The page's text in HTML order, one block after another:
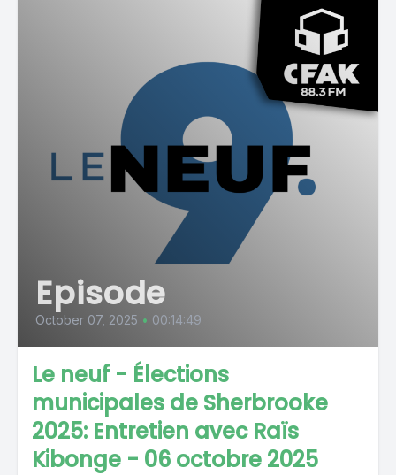
Episode
October 07, 2025 • 00:14:49
Le neuf - Élections
municipales de Sherbrooke
2025: Entretien avec Raïs
Kibonge - 06 octobre 2025